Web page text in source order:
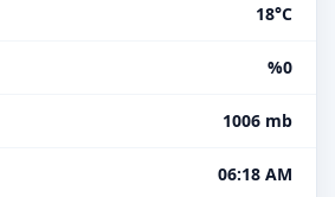
18°C
%0
1006 mb
06:18 AM